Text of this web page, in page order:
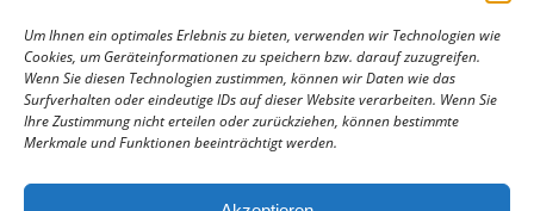
Um Ihnen ein optimales Erlebnis zu bieten, verwenden wir Technologien wie
Cookies, um Geräteinformationen zu speichern bzw. darauf zuzugreifen.
Wenn Sie diesen Technologien zustimmen, können wir Daten wie das
Surfverhalten oder eindeutige IDs auf dieser Website verarbeiten. Wenn Sie
Ihre Zustimmung nicht erteilen oder zurückziehen, können bestimmte
Merkmale und Funktionen beeinträchtigt werden.
Wir sind Mitglied